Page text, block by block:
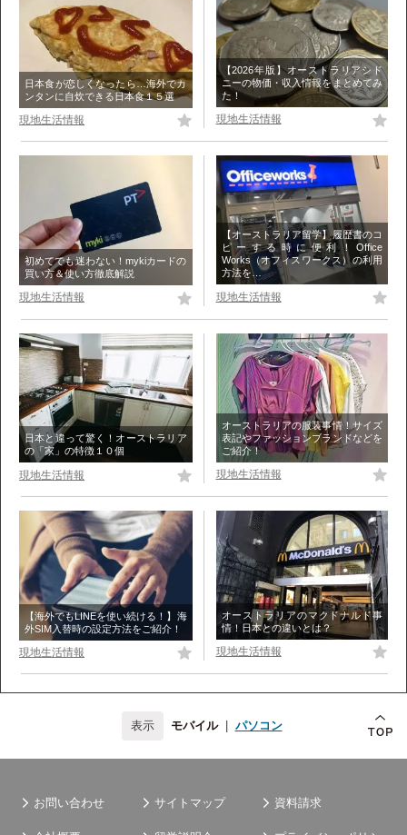
日本食が恋しくなったら…海外でカ
ンタンに自炊できる日本食１５選
現地生活情報
【2026年版】オーストラリアシド
ニーの物価・収入情報をまとめてみ
た！
現地生活情報
初めてでも迷わない！mykiカードの
買い方＆使い方徹底解説
現地生活情報
【オーストラリア留学】履歴書のコ
ピーする時に便利！Office
Works（オフィスワークス）の利用
方法を…
現地生活情報
日本と違って驚く！オーストラリア
の「家」の特徴１０個
現地生活情報
オーストラリアの服装事情！サイズ
表記やファッションブランドなどを
ご紹介！
現地生活情報
【海外でもLINEを使い続ける！】海
外SIM入替時の設定方法をご紹介！
現地生活情報
オーストラリアのマクドナルド事
情！日本との違いとは？
現地生活情報
モバイル パソコン
お問い合わせ サイトマップ 資料請求